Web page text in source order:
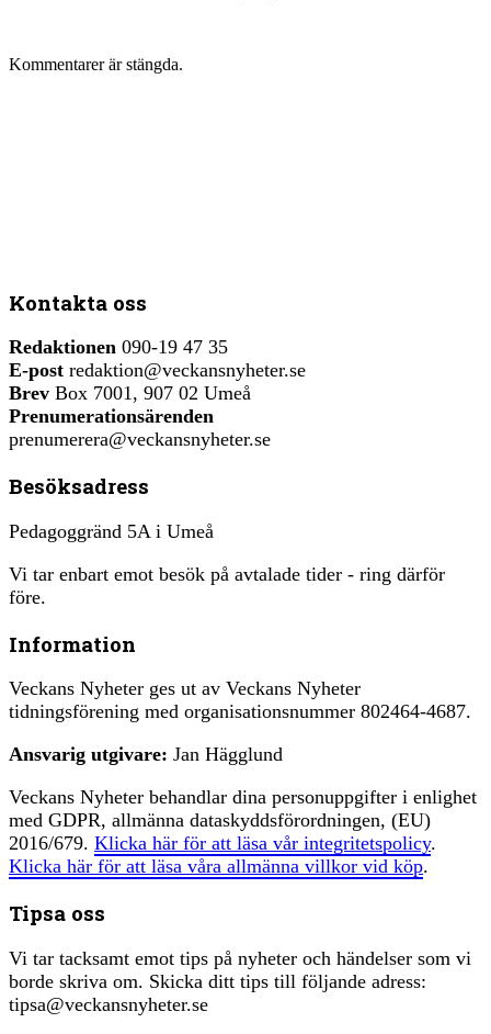
Kommentarer är stängda.
Kontakta oss
Redaktionen 090-19 47 35
E-post redaktion@veckansnyheter.se
Brev Box 7001, 907 02 Umeå
Prenumerationsärenden
prenumerera@veckansnyheter.se
Besöksadress
Pedagoggränd 5A i Umeå
Vi tar enbart emot besök på avtalade tider - ring därför
före.
Information
Veckans Nyheter ges ut av Veckans Nyheter
tidningsförening med organisationsnummer 802464-4687.
Ansvarig utgivare: Jan Hägglund
Veckans Nyheter behandlar dina personuppgifter i enlighet
med GDPR, allmänna dataskyddsförordningen, (EU)
2016/679. Klicka här för att läsa vår integritetspolicy.
Klicka här för att läsa våra allmänna villkor vid köp.
Tipsa oss
Vi tar tacksamt emot tips på nyheter och händelser som vi
borde skriva om. Skicka ditt tips till följande adress:
tipsa@veckansnyheter.se